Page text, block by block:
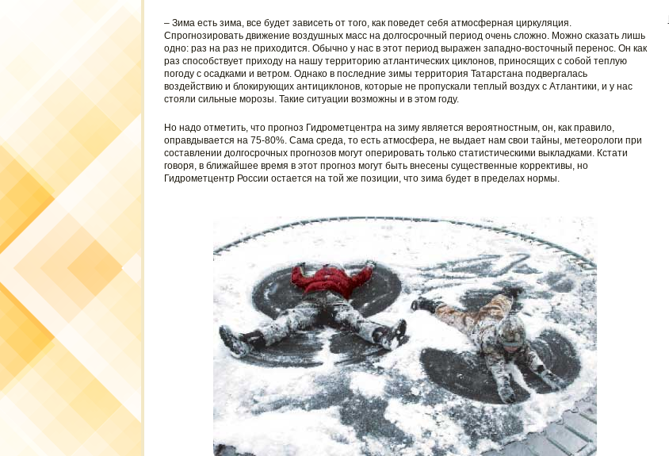
– Зима есть зима, все будет зависеть от того, как поведет себя атмосферная циркуляция.
Спрогнозировать движение воздушных масс на долгосрочный период очень сложно. Можно сказать лишь
одно: раз на раз не приходится. Обычно у нас в этот период выражен западно-восточный перенос. Он как
раз способствует приходу на нашу территорию атлантических циклонов, приносящих с собой теплую
погоду с осадками и ветром. Однако в последние зимы территория Татарстана подвергалась
воздействию и блокирующих антициклонов, которые не пропускали теплый воздух с Атлантики, и у нас
стояли сильные морозы. Такие ситуации возможны и в этом году.
Но надо отметить, что прогноз Гидрометцентра на зиму является вероятностным, он, как правило,
оправдывается на 75-80%. Сама среда, то есть атмосфера, не выдает нам свои тайны, метеорологи при
составлении долгосрочных прогнозов могут оперировать только статистическими выкладками. Кстати
говоря, в ближайшее время в этот прогноз могут быть внесены существенные коррективы, но
Гидрометцентр России остается на той же позиции, что зима будет в пределах нормы.